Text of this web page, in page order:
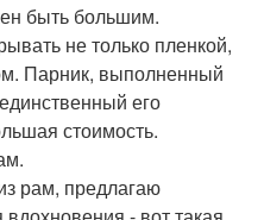
быть большим.
не только пленкой,
Парник, выполненный
его
стоимость.
рам, предлагаю